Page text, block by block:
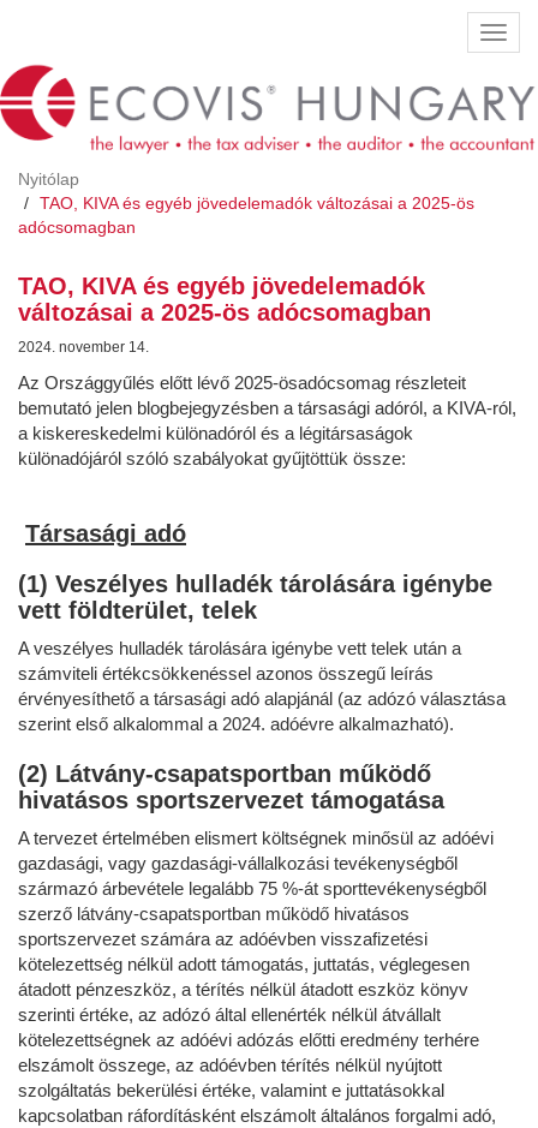
Nyitólap
TAO, KIVA és egyéb jövedelemadók változásai a 2025-ös
adócsomagban
TAO, KIVA és egyéb jövedelemadók
változásai a 2025-ös adócsomagban
2024. november 14.
Az Országgyűlés előtt lévő 2025-ösadócsomag részleteit
bemutató jelen blogbejegyzésben a társasági adóról, a KIVA-ról,
a kiskereskedelmi különadóról és a légitársaságok
különadójáról szóló szabályokat gyűjtöttük össze:
Társasági adó
(1) Veszélyes hulladék tárolására igénybe
vett földterület, telek
A veszélyes hulladék tárolására igénybe vett telek után a
számviteli értékcsökkenéssel azonos összegű leírás
érvényesíthető a társasági adó alapjánál (az adózó választása
szerint első alkalommal a 2024. adóévre alkalmazható).
(2) Látvány-csapatsportban működő
hivatásos sportszervezet támogatása
A tervezet értelmében elismert költségnek minősül az adóévi
gazdasági, vagy gazdasági-vállalkozási tevékenységből
származó árbevétele legalább 75 %-át sporttevékenységből
szerző látvány-csapatsportban működő hivatásos
sportszervezet számára az adóévben visszafizetési
kötelezettség nélkül adott támogatás, juttatás, véglegesen
átadott pénzeszköz, a térítés nélkül átadott eszköz könyv
szerinti értéke, az adózó által ellenérték nélkül átvállalt
kötelezettségnek az adóévi adózás előtti eredmény terhére
elszámolt összege, az adóévben térítés nélkül nyújtott
szolgáltatás bekerülési értéke, valamint e juttatásokkal
kapcsolatban ráfordításként elszámolt általános forgalmi adó,